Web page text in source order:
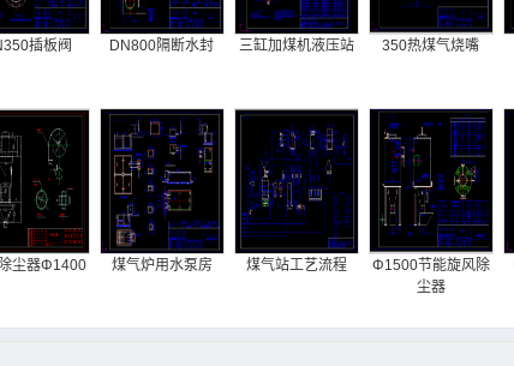
插板阀 DN800隔断水封 三缸加煤机液压站 350热煤气烧嘴
尘器Φ1400 煤气炉用水泵房 煤气站工艺流程
Φ1500节能旋风除
尘器